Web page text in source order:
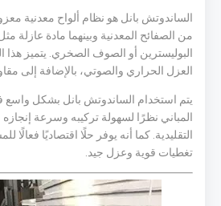
الساندوتش بانل هو نظام ألواح معدنية
من الصفائح المعدنية وبينهما مادة عازلة
البوليسترين أو الصوف الصخري. يتميز هذا
العزل الحراري والصوتي، بالإضافة إلى
يتم استخدام الساندوتش بانل بشكل واسع
المباني نظرًا لسهولة تركيبه وسرعة إنجازه
التقليدية. كما أنه يوفر حلًا اقتصاديًا فعالًا
تغطيات قوية وعزل جيد.